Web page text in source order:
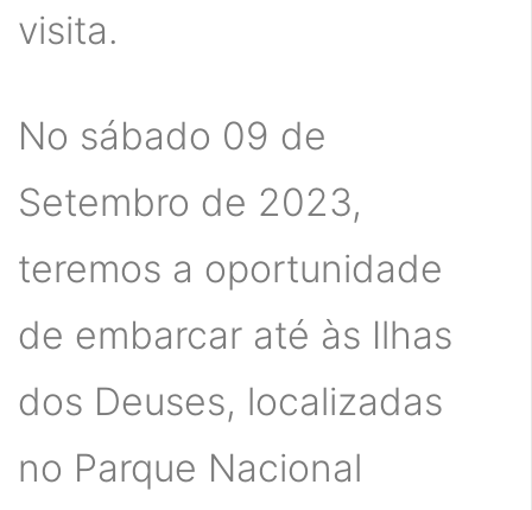
visita.
No sábado 09 de
Setembro de 2023,
teremos a oportunidade
de embarcar até às Ilhas
dos Deuses, localizadas
no Parque Nacional